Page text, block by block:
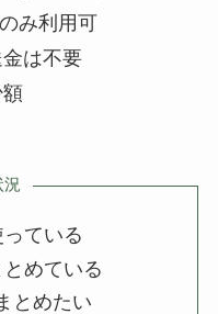
み利用可
は不要
況
ている
めている
とめたい